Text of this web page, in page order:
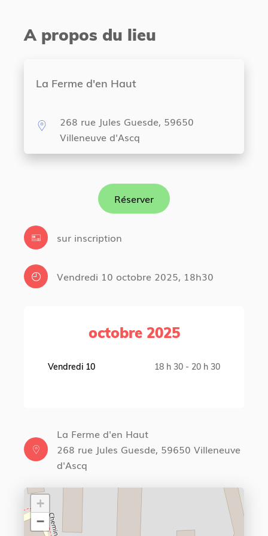
A propos du lieu
La Ferme d'en Haut
268 rue Jules Guesde, 59650
Villeneuve d'Ascq
Réserver
sur inscription
Vendredi 10 octobre 2025, 18h30
octobre 2025
Vendredi 10 18 h 30 - 20 h 30
La Ferme d'en Haut
268 rue Jules Guesde, 59650 Villeneuve
d'Ascq
+
−